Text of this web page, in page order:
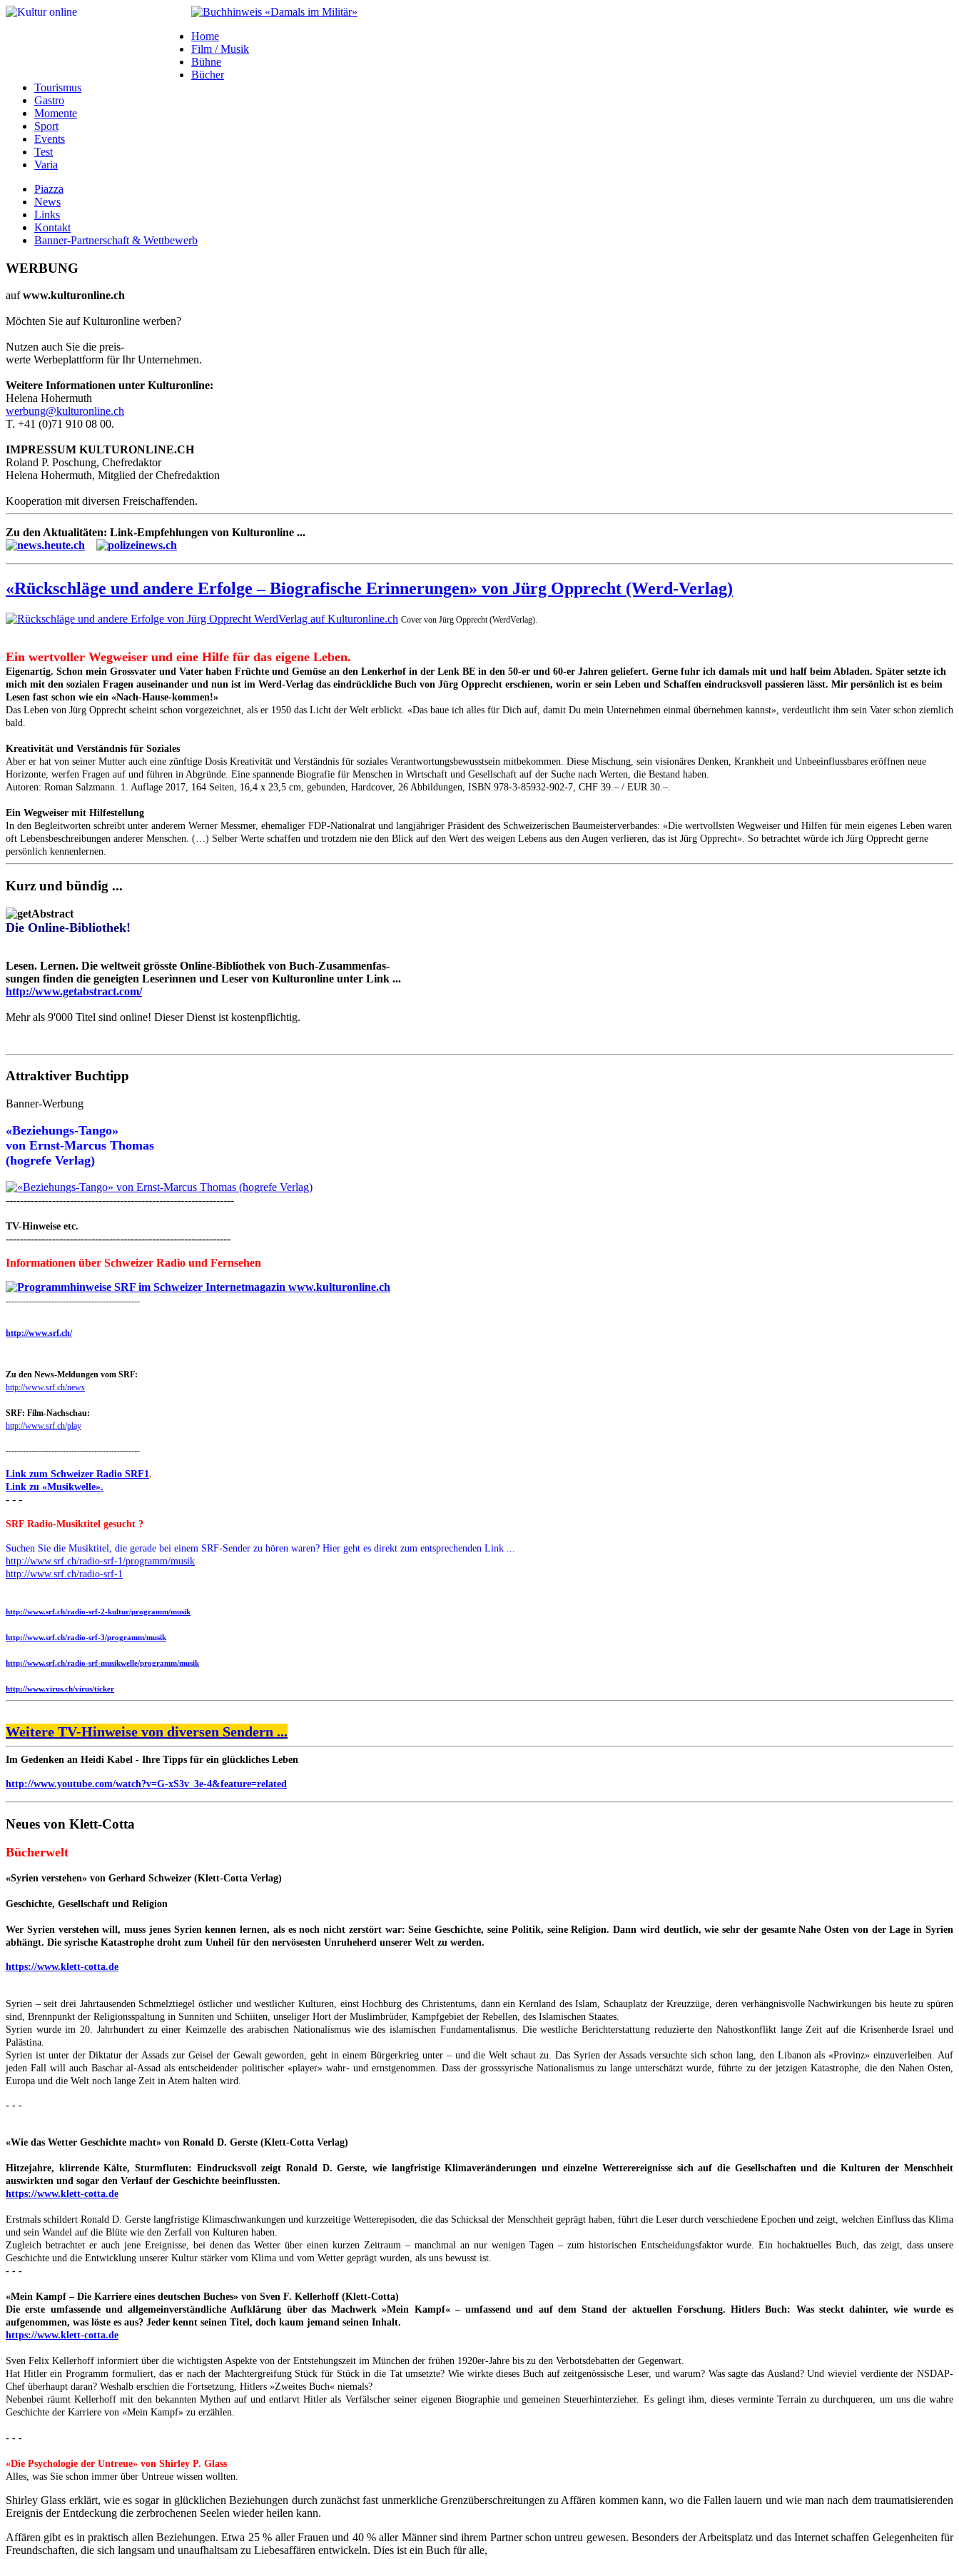
Home
Film / Musik
Bühne
Bücher
Tourismus
Gastro
Momente
Sport
Events
Test
Varia
Piazza
News
Links
Kontakt
Banner-Partnerschaft & Wettbewerb
WERBUNG
aufwww.kulturonline.ch
Möchten Sie auf Kulturonline werben?
Nutzen auch Sie die preis-
werte Werbeplattform für Ihr Unternehmen.
Weitere Informationen unter Kulturonline:
Helena Hohermuth
werbung@kulturonline.ch
T. +41 (0)71 910 08 00.
IMPRESSUM KULTURONLINE.CH
Roland P. Poschung, Chefredaktor
Helena Hohermuth, Mitglied der Chefredaktion
Kooperation mit diversen Freischaffenden.
Zu den Aktualitäten: Link-Empfehlungen von Kulturonline ...
«Rückschläge und andere Erfolge – Biografische Erinnerungen» von Jürg Opprecht (Werd-Verlag)
Cover von Jürg Opprecht (WerdVerlag).
Ein wertvoller Wegweiser und eine Hilfe für das eigene Leben.
Eigenartig. Schon mein Grossvater und Vater haben Früchte und Gemüse an den Lenkerhof in der Lenk BE in den 50-er und 60-er Jahren geliefert. Gerne fuhr ich damals mit und half beim Abladen. Später setzte ich
mich mit den sozialen Fragen auseinander und nun ist im Werd-Verlag das eindrückliche Buch von Jürg Opprecht erschienen, worin er sein Leben und Schaffen eindrucksvoll passieren lässt. Mir persönlich ist es beim
Lesen fast schon wie ein «Nach-Hause-kommen!»
Das Leben von Jürg Opprecht scheint schon vorgezeichnet, als er 1950 das Licht der Welt erblickt. «Das baue ich alles für Dich auf, damit Du mein Unternehmen einmal übernehmen kannst», verdeutlicht ihm sein Vater schon ziemlich
bald.
Kreativität und Verständnis für Soziales
Aber er hat von seiner Mutter auch eine zünftige Dosis Kreativität und Verständnis für soziales Verantwortungsbewusstsein mitbekommen. Diese Mischung, sein visionäres Denken, Krankheit und Unbeeinflussbares eröffnen neue
Horizonte, werfen Fragen auf und führen in Abgründe. Eine spannende Biografie für Menschen in Wirtschaft und Gesellschaft auf der Suche nach Werten, die Bestand haben.
Autoren: Roman Salzmann. 1. Auflage 2017, 164 Seiten, 16,4 x 23,5 cm, gebunden, Hardcover, 26 Abbildungen, ISBN 978-3-85932-902-7, CHF 39.– / EUR 30.–.
Ein Wegweiser mit Hilfestellung
In den Begleitworten schreibt unter anderem Werner Messmer, ehemaliger FDP-Nationalrat und langjähriger Präsident des Schweizerischen Baumeisterverbandes: «Die wertvollsten Wegweiser und Hilfen für mein eigenes Leben waren
oft Lebensbeschreibungen anderer Menschen. (…) Selber Werte schaffen und trotzdem nie den Blick auf den Wert des weigen Lebens aus den Augen verlieren, das ist Jürg Opprecht». So betrachtet würde ich Jürg Opprecht gerne
persönlich kennenlernen.
Kurz und bündig ...
Die Online-Bibliothek!
Lesen. Lernen. Die weltweit grösste Online-Bibliothek von Buch-Zusammenfas-
sungen finden die geneigten Leserinnen und Leser von Kulturonline unter Link ...
http://www.getabstract.com/
Mehr als 9'000 Titel sind online! Dieser Dienst ist kostenpflichtig.
Attraktiver Buchtipp
Banner-Werbung
«Beziehungs-Tango»
von Ernst-Marcus Thomas
(hogrefe Verlag)
----------------------------------------------------------------
TV-Hinweise etc.
---------------------------------------------------------------
Informationen über Schweizer Radio und Fernsehen
-----------------------------------------------
http://www.srf.ch/
Zu den News-Meldungen vom SRF:
http://www.srf.ch/news
SRF: Film-Nachschau:
http://www.srf.ch/play
-----------------------------------------------
Link zum Schweizer Radio SRF1 .
Link zu «Musikwelle».
- - -
SRF Radio-Musiktitel gesucht ?
Suchen Sie die Musiktitel, die gerade bei einem SRF-Sender zu hören waren? Hier geht es direkt zum entsprechenden Link ...
http://www.srf.ch/radio-srf-1/programm/musik
http://www.srf.ch/radio-srf-1
http://www.srf.ch/radio-srf-2-kultur/programm/musik
http://www.srf.ch/radio-srf-3/programm/musik
http://www.srf.ch/radio-srf-musikwelle/programm/musik
http://www.virus.ch/virus/ticker
Weitere TV-Hinweise von diversen Sendern ...
Im Gedenken an Heidi Kabel - Ihre Tipps für ein glückliches Leben
http://www.youtube.com/watch?v=G-xS3v_3e-4&feature=related
Neues von Klett-Cotta
Bücherwelt
«Syrien verstehen» von Gerhard Schweizer (Klett-Cotta Verlag)
Geschichte, Gesellschaft und Religion
Wer Syrien verstehen will, muss jenes Syrien kennen lernen, als es noch nicht zerstört war: Seine Geschichte, seine Politik, seine Religion. Dann wird deutlich, wie sehr der gesamte Nahe Osten von der Lage in Syrien
abhängt. Die syrische Katastrophe droht zum Unheil für den nervösesten Unruheherd unserer Welt zu werden.
https://www.klett-cotta.de
Syrien – seit drei Jahrtausenden Schmelztiegel östlicher und westlicher Kulturen, einst Hochburg des Christentums, dann ein Kernland des Islam, Schauplatz der Kreuzzüge, deren verhängnisvolle Nachwirkungen bis heute zu spüren
sind, Brennpunkt der Religionsspaltung in Sunniten und Schiiten, unseliger Hort der Muslimbrüder, Kampfgebiet der Rebellen, des Islamischen Staates.
Syrien wurde im 20. Jahrhundert zu einer Keimzelle des arabischen Nationalismus wie des islamischen Fundamentalismus. Die westliche Berichterstattung reduzierte den Nahostkonflikt lange Zeit auf die Krisenherde Israel und
Palästina.
Syrien ist unter der Diktatur der Assads zur Geisel der Gewalt geworden, geht in einem Bürgerkrieg unter – und die Welt schaut zu. Das Syrien der Assads versuchte sich schon lang, den Libanon als «Provinz» einzuverleiben. Auf
jeden Fall will auch Baschar al-Assad als entscheidender politischer «player» wahr- und ernstgenommen. Dass der grosssyrische Nationalismus zu lange unterschätzt wurde, führte zu der jetzigen Katastrophe, die den Nahen Osten,
Europa und die Welt noch lange Zeit in Atem halten wird.
- - -
«Wie das Wetter Geschichte macht» von Ronald D. Gerste (Klett-Cotta Verlag)
Hitzejahre, klirrende Kälte, Sturmfluten: Eindrucksvoll zeigt Ronald D. Gerste, wie langfristige Klimaveränderungen und einzelne Wetterereignisse sich auf die Gesellschaften und die Kulturen der Menschheit
auswirkten und sogar den Verlauf der Geschichte beeinflussten.
https://www.klett-cotta.de
Erstmals schildert Ronald D. Gerste langfristige Klimaschwankungen und kurzzeitige Wetterepisoden, die das Schicksal der Menschheit geprägt haben, führt die Leser durch verschiedene Epochen und zeigt, welchen Einfluss das Klima
und sein Wandel auf die Blüte wie den Zerfall von Kulturen haben.
Zugleich betrachtet er auch jene Ereignisse, bei denen das Wetter über einen kurzen Zeitraum – manchmal an nur wenigen Tagen – zum historischen Entscheidungsfaktor wurde. Ein hochaktuelles Buch, das zeigt, dass unsere
Geschichte und die Entwicklung unserer Kultur stärker vom Klima und vom Wetter geprägt wurden, als uns bewusst ist.
- - -
«Mein Kampf – Die Karriere eines deutschen Buches» von Sven F. Kellerhoff (Klett-Cotta)
Die erste umfassende und allgemeinverständliche Aufklärung über das Machwerk »Mein Kampf« – umfassend und auf dem Stand der aktuellen Forschung. Hitlers Buch: Was steckt dahinter, wie wurde es
aufgenommen, was löste es aus? Jeder kennt seinen Titel, doch kaum jemand seinen Inhalt.
https://www.klett-cotta.de
Sven Felix Kellerhoff informiert über die wichtigsten Aspekte von der Entstehungszeit im München der frühen 1920er-Jahre bis zu den Verbotsdebatten der Gegenwart.
Hat Hitler ein Programm formuliert, das er nach der Machtergreifung Stück für Stück in die Tat umsetzte? Wie wirkte dieses Buch auf zeitgenössische Leser, und warum? Was sagte das Ausland? Und wieviel verdiente der NSDAP-
Chef überhaupt daran? Weshalb erschien die Fortsetzung, Hitlers »Zweites Buch« niemals?
Nebenbei räumt Kellerhoff mit den bekannten Mythen auf und entlarvt Hitler als Verfälscher seiner eigenen Biographie und gemeinen Steuerhinterzieher. Es gelingt ihm, dieses verminte Terrain zu durchqueren, um uns die wahre
Geschichte der Karriere von «Mein Kampf» zu erzählen.
- - -
«Die Psychologie der Untreue» von Shirley P. Glass
Alles, was Sie schon immer über Untreue wissen wollten.
Shirley Glass erklärt, wie es sogar in glücklichen Beziehungen durch zunächst fast unmerkliche Grenzüberschreitungen zu Affären kommen kann, wo die Fallen lauern und wie man nach dem traumatisierenden
Ereignis der Entdeckung die zerbrochenen Seelen wieder heilen kann.
Affären gibt es in praktisch allen Beziehungen. Etwa 25 % aller Frauen und 40 % aller Männer sind ihrem Partner schon untreu gewesen. Besonders der Arbeitsplatz und das Internet schaffen Gelegenheiten für
Freundschaften, die sich langsam und unaufhaltsam zu Liebesaffären entwickeln. Dies ist ein Buch für alle,